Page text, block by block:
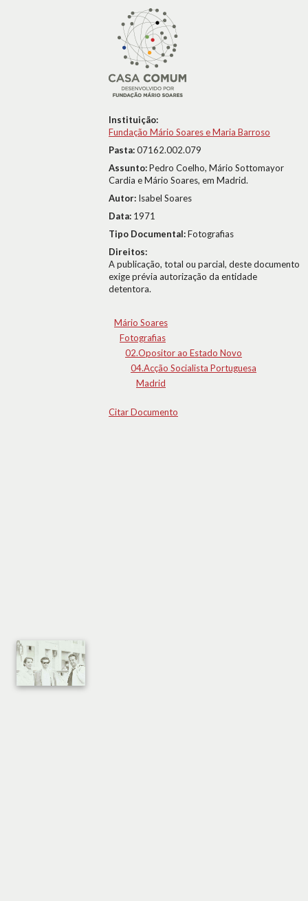
Instituição:
Fundação Mário Soares e Maria Barroso
Pasta:07162.002.079
Assunto:Pedro Coelho, Mário Sottomayor
Cardia e Mário Soares, em Madrid.
Autor: Isabel Soares
Data: 1971
Tipo Documental:Fotografias
Direitos:
A publicação, total ou parcial, deste documento
exige prévia autorização da entidade
detentora.
Mário Soares
Fotografias
02.Opositor ao Estado Novo
04.Acção Socialista Portuguesa
Madrid
Citar Documento